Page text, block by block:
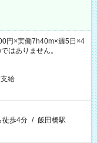
円×実働7h40m×週5日×4
はありません。
給
徒歩4分 / 飯田橋駅